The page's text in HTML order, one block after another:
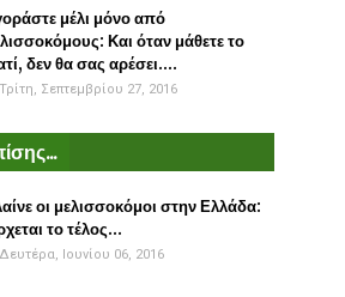
μέλι μόνο από
Και όταν μάθετε το
δεν θα σας αρέσει....
Τρίτη, Σεπτεμβρίου 27, 2016
οι μελισσοκόμοι στην Ελλάδα:
το τέλος...
Δευτέρα, Ιουνίου 06, 2016